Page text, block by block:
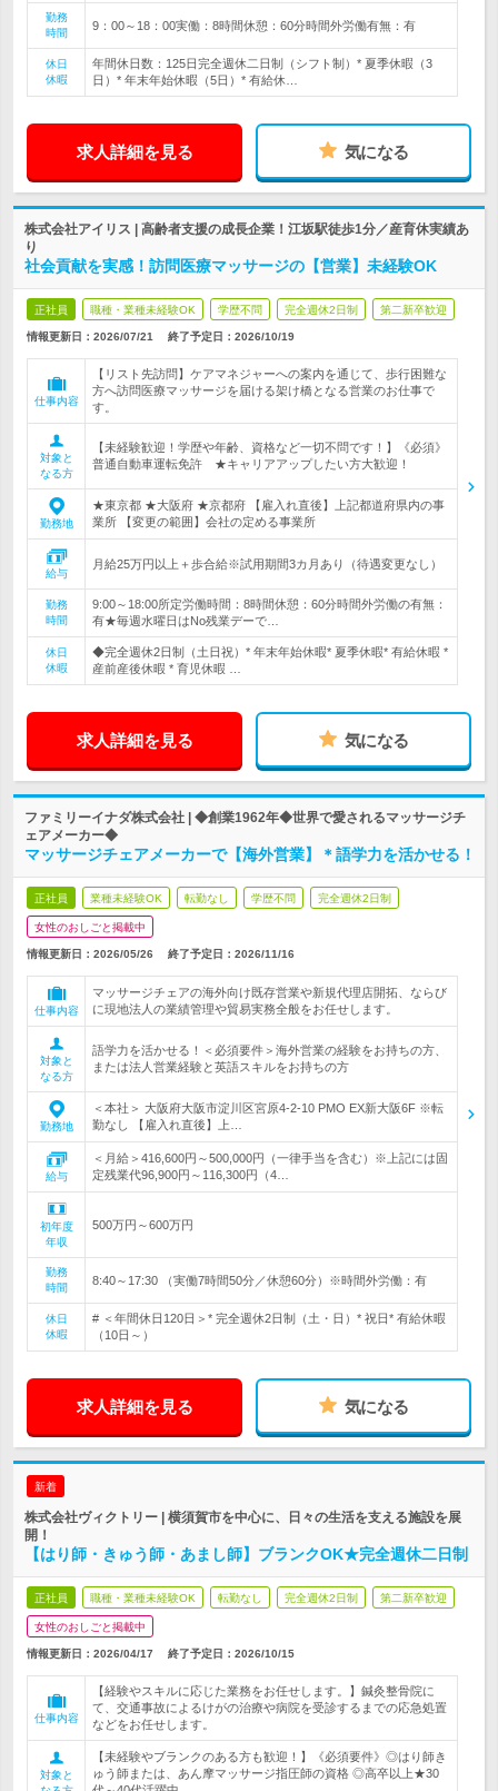
勤務
時間
9：00～18：00実働：8時間休憩：60分時間外労働有無：有
休日
休暇
年間休日数：125日完全週休二日制（シフト制）* 夏季休暇（3
日）* 年末年始休暇（5日）* 有給休…
求人詳細を見る 気になる
株式会社アイリス | 高齢者支援の成長企業！江坂駅徒歩1分／産育休実績あ
り
社会貢献を実感！訪問医療マッサージの【営業】未経験OK
正社員 職種・業種未経験OK 学歴不問 完全週休2日制 第二新卒歓迎
情報更新日：2026/07/21 終了予定日： 2026/10/19
仕事内容
【リスト先訪問】ケアマネジャーへの案内を通じて、歩行困難な
方へ訪問医療マッサージを届ける架け橋となる営業のお仕事で
す。
対象と
なる方
【未経験歓迎！学歴や年齢、資格など一切不問です！】《必須》
普通自動車運転免許 ★キャリアアップしたい方大歓迎！
勤務地
★東京都 ★大阪府 ★京都府 【雇入れ直後】上記都道府県内の事
業所 【変更の範囲】会社の定める事業所
給与
月給25万円以上＋歩合給※試用期間3カ月あり（待遇変更なし）
勤務
時間
9:00～18:00所定労働時間：8時間休憩：60分時間外労働の有無：
有★毎週水曜日はNo残業デーで…
休日
休暇
◆完全週休2日制（土日祝）* 年末年始休暇* 夏季休暇* 有給休暇 *
産前産後休暇 * 育児休暇 …
求人詳細を見る 気になる
ファミリーイナダ株式会社 | ◆創業1962年◆世界で愛されるマッサージチ
ェアメーカー◆
マッサージチェアメーカーで【海外営業】＊語学力を活かせる！
正社員 業種未経験OK 転勤なし 学歴不問 完全週休2日制
女性のおしごと掲載中
情報更新日：2026/05/26 終了予定日： 2026/11/16
仕事内容
マッサージチェアの海外向け既存営業や新規代理店開拓、ならび
に現地法人の業績管理や貿易実務全般をお任せします。
対象と
なる方
語学力を活かせる！＜必須要件＞海外営業の経験をお持ちの方、
または法人営業経験と英語スキルをお持ちの方
勤務地
＜本社＞ 大阪府大阪市淀川区宮原4-2-10 PMO EX新大阪6F ※転
勤なし 【雇入れ直後】上…
給与
＜月給＞416,600円～500,000円（一律手当を含む）※上記には固
定残業代96,900円～116,300円（4…
初年度
年収
500万円～600万円
勤務
時間
8:40～17:30 （実働7時間50分／休憩60分）※時間外労働：有
休日
休暇
# ＜年間休日120日＞* 完全週休2日制（土・日）* 祝日* 有給休暇
（10日～）
求人詳細を見る 気になる
新着
株式会社ヴィクトリー | 横須賀市を中心に、日々の生活を支える施設を展
開！
【はり師・きゅう師・あまし師】ブランクOK★完全週休二日制
正社員 職種・業種未経験OK 転勤なし 完全週休2日制 第二新卒歓迎
女性のおしごと掲載中
情報更新日：2026/04/17 終了予定日： 2026/10/15
仕事内容
【経験やスキルに応じた業務をお任せします。】鍼灸整骨院に
て、交通事故によるけがの治療や病院を受診するまでの応急処置
などをお任せします。
対象と
【未経験やブランクのある方も歓迎！】《必須要件》◎はり師き
ゅう師または、あん摩マッサージ指圧師の資格 ◎高卒以上★30